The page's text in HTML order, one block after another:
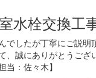
水栓交換工
したが丁寧にご説
誠にありがとうござ
当：佐々木】